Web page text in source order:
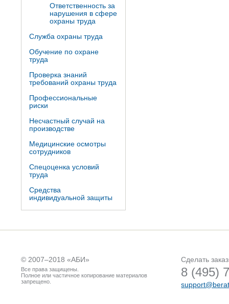
Ответственность за
нарушения в сфере
охраны труда
Служба охраны труда
Обучение по охране
труда
Проверка знаний
требований охраны труда
Профессиональные
риски
Несчастный случай на
производстве
Медицинские осмотры
сотрудников
Спецоценка условий
труда
Средства
индивидуальной защиты
© 2007–2018 «АБИ»
Все права защищены.
Полное или частичное копирование материалов
запрещено.
Сделать
8 (495)